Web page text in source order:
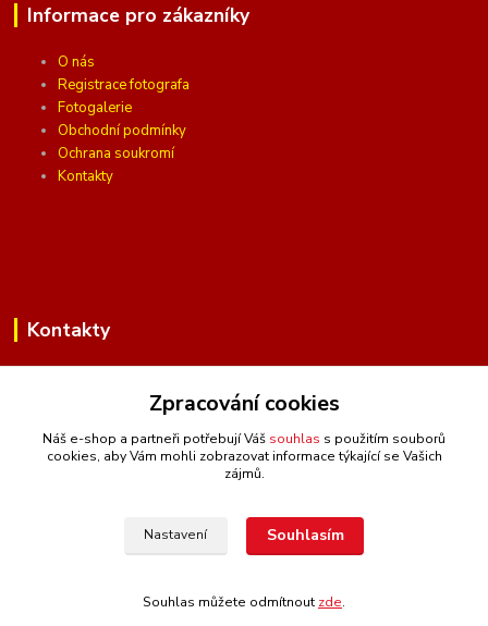
Informace pro zákazníky
O nás
Registrace fotografa
Fotogalerie
Obchodní podmínky
Ochrana soukromí
Kontakty
Kontakty
(Po-Pá, 10 - 16 hod.)
info@ceskafotopozadi.cz
Zpracování cookies
Náš e-shop a partneři potřebují Váš souhlas s použitím souborů
cookies, aby Vám mohli zobrazovat informace týkající se Vašich
zájmů.
Nastavení Souhlasím
Souhlas můžete odmítnout zde.